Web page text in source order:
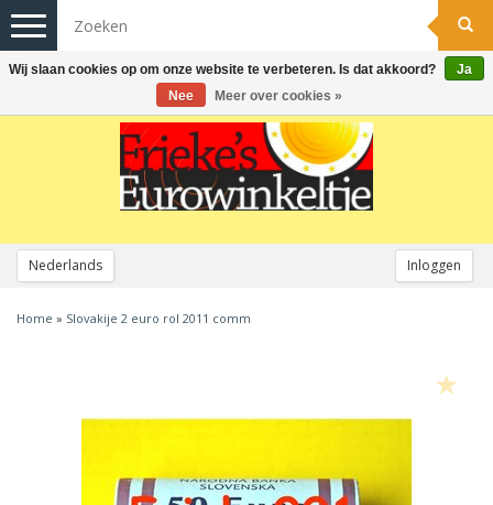
Nederlands Inloggen
Toggle
navigation
Home » Slovakije 2 euro rol 2011 comm
Wij slaan cookies op om onze website te verbeteren. Is dat akkoord?
Ja
Nee
Meer over cookies »